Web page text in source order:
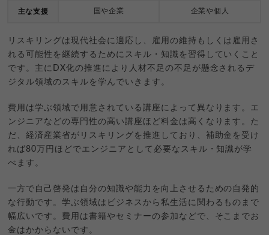
主な支援 国や企業 企業や個人
リスキリングは現代社会に適応し、雇用の維持もしくは雇用さ
れる可能性を継続するためにスキル・知識を習得していくこと
です。主にDX化の推進により人材不足の不足が懸念されるデ
ジタル領域のスキルを学んでいきます。
費用は学ぶ領域で用意されている講座によって異なります。エ
ンジニアなどの専門性の高い講座ほど料金は高くなります。た
だ、経済産業省がリスキリングを推進しており、補助金を受け
れば80万円ほどでエンジニアとして必要なスキル・知識が学
べます。
一方で自己啓発は自分の知識や能力を向上させるための自発的
な行動です。学ぶ領域はビジネスから私生活に関わるものまで
幅広いです。費用は書籍やセミナーの参加などで、そこまでお
金はかからないです。